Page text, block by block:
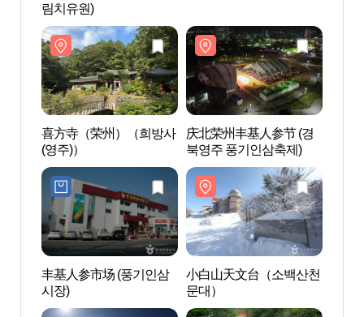
림치유원)
喜方寺（荣州）（희방사
(영주)）
庆北荣州丰基人参节 (경
북영주 풍기인삼축제)
丰基人参市场 (풍기인삼
시장)
小白山天文台（소백산천
문대）